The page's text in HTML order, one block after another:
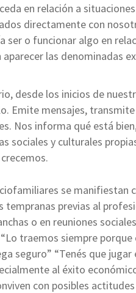
en relación a
directamente con
ser o funcionar algo en
las denominadas
desde los inicios de
Emite mensajes,
Nos informa qué está
sociales y culturales
se manifiestan
tempranas previas al
o en reuniones
traemos siempre porque
seguro” “Tenés que jugar
al éxito
con posibles